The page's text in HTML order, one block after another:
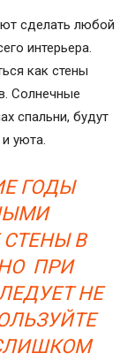
сделать любой
интерьера.
как стены
Солнечные
спальни, будут
уюта.
ГОДЫ
В
ПРИ
НЕ